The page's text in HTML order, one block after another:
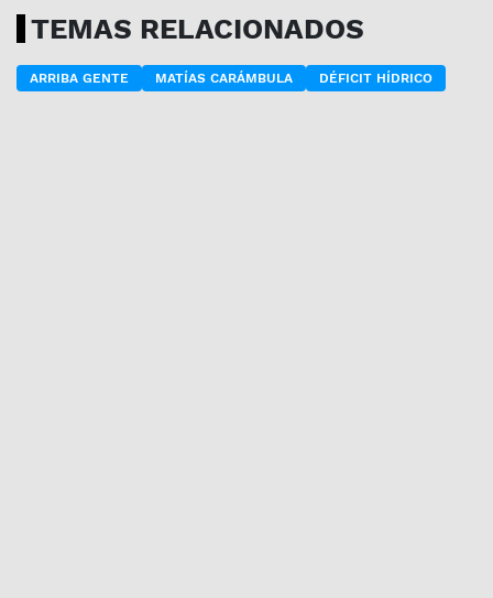
TEMAS RELACIONADOS
ARRIBA GENTE MATÍAS CARÁMBULA DÉFICIT HÍDRICO